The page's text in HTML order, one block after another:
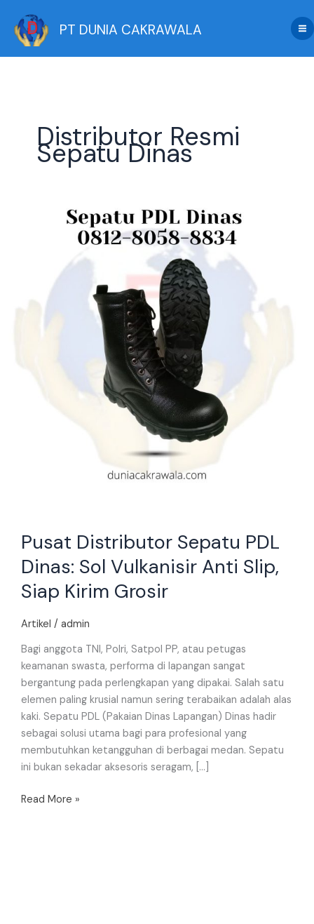
content
PT DUNIA CAKRAWALA
Distributor Resmi
Sepatu Dinas
Pusat Distributor Sepatu PDL
Dinas: Sol Vulkanisir Anti Slip,
Siap Kirim Grosir
Artikel / admin
Bagi anggota TNI, Polri, Satpol PP, atau petugas
keamanan swasta, performa di lapangan sangat
bergantung pada perlengkapan yang dipakai. Salah satu
elemen paling krusial namun sering terabaikan adalah alas
kaki. Sepatu PDL (Pakaian Dinas Lapangan) Dinas hadir
sebagai solusi utama bagi para profesional yang
membutuhkan ketangguhan di berbagai medan. Sepatu
ini bukan sekadar aksesoris seragam, […]
Distributor
Vulkanisir
Kirim
Read More »